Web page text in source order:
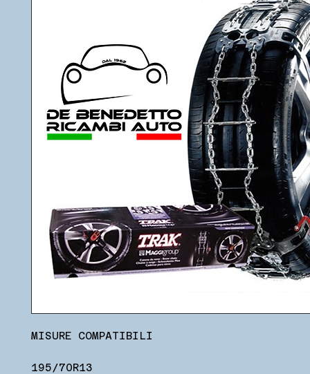
MISURE COMPATIBILI
195/70R13